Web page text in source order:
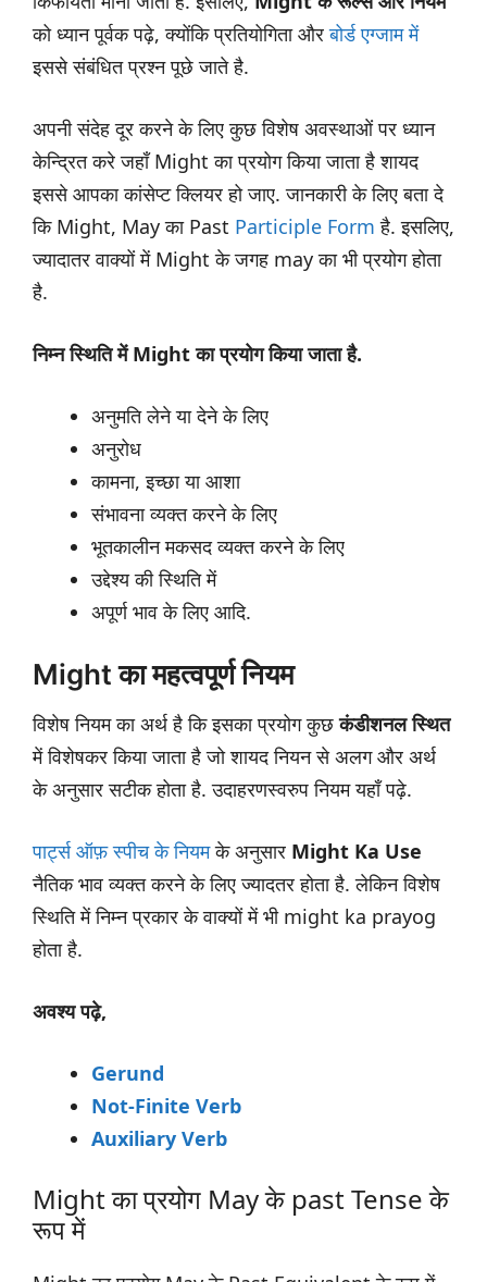
को ध्यान पूर्वक पढ़े, क्योंकि प्रतियोगिता औरबोर्ड एग्जाम में
इससे संबंधित प्रश्न पूछे जाते है.
अपनी संदेह दूर करने के लिए कुछ विशेष अवस्थाओं पर ध्यान
केन्द्रित करे जहाँ Might का प्रयोग किया जाता है शायद
इससे आपका कांसेप्ट क्लियर हो जाए. जानकारी के लिए बता दे
कि Might, May का Past Participle Form है. इसलिए,
ज्यादातर वाक्यों में Might के जगह may का भी प्रयोग होता
है.
निम्न स्थिति में Might का प्रयोग किया जाता है.
अनुमति लेने या देने के लिए
अनुरोध
कामना, इच्छा या आशा
संभावना व्यक्त करने के लिए
भूतकालीन मकसद व्यक्त करने के लिए
उद्देश्य की स्थिति में
अपूर्ण भाव के लिए आदि.
Might का महत्वपूर्ण नियम
विशेष नियम का अर्थ है कि इसका प्रयोग कुछकंडीशनल स्थित
में विशेषकर किया जाता है जो शायद नियन से अलग और अर्थ
के अनुसार सटीक होता है. उदाहरणस्वरुप नियम यहाँ पढ़े.
पार्ट्स ऑफ़ स्पीच के नियमके अनुसार Might Ka Use
नैतिक भाव व्यक्त करने के लिए ज्यादतर होता है. लेकिन विशेष
स्थिति में निम्न प्रकार के वाक्यों में भी might ka prayog
होता है.
अवश्य पढ़े,
Gerund
Not-Finite Verb
Auxiliary Verb
Might का प्रयोग May के past Tense के
रूप में